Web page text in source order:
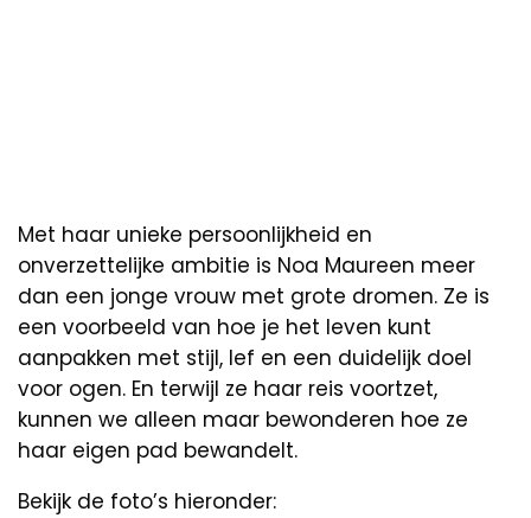
Met haar unieke persoonlijkheid en
onverzettelijke ambitie is Noa Maureen meer
dan een jonge vrouw met grote dromen. Ze is
een voorbeeld van hoe je het leven kunt
aanpakken met stijl, lef en een duidelijk doel
voor ogen. En terwijl ze haar reis voortzet,
kunnen we alleen maar bewonderen hoe ze
haar eigen pad bewandelt.
Bekijk de foto’s hieronder: